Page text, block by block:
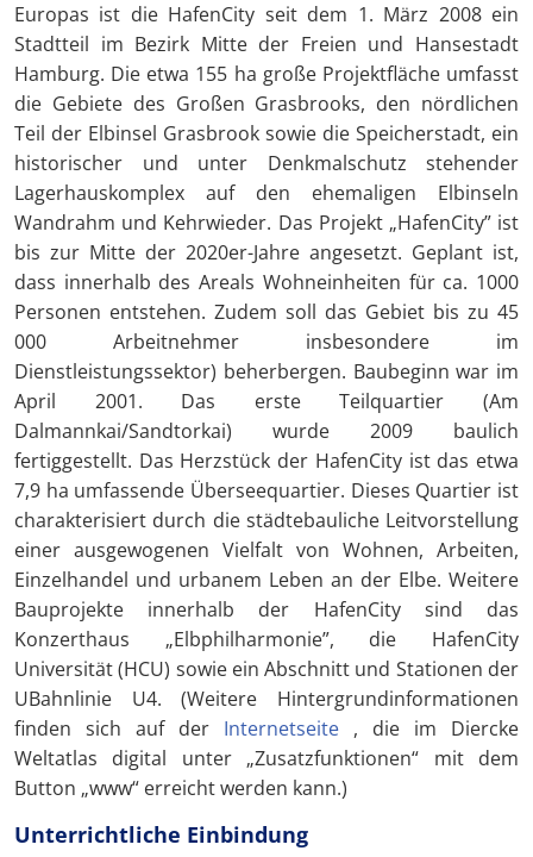
Europas ist die HafenCity seit dem 1. März 2008 ein
Stadtteil im Bezirk Mitte der Freien und Hansestadt
Hamburg. Die etwa 155 ha große Projektfläche umfasst
die Gebiete des Großen Grasbrooks, den nördlichen
Teil der Elbinsel Grasbrook sowie die Speicherstadt, ein
historischer und unter Denkmalschutz stehender
Lagerhauskomplex auf den ehemaligen Elbinseln
Wandrahm und Kehrwieder. Das Projekt „HafenCity” ist
bis zur Mitte der 2020er-Jahre angesetzt. Geplant ist,
dass innerhalb des Areals Wohneinheiten für ca. 1000
Personen entstehen. Zudem soll das Gebiet bis zu 45
000 Arbeitnehmer insbesondere im
Dienstleistungssektor) beherbergen. Baubeginn war im
April 2001. Das erste Teilquartier (Am
Dalmannkai/Sandtorkai) wurde 2009 baulich
fertiggestellt. Das Herzstück der HafenCity ist das etwa
7,9 ha umfassende Überseequartier. Dieses Quartier ist
charakterisiert durch die städtebauliche Leitvorstellung
einer ausgewogenen Vielfalt von Wohnen, Arbeiten,
Einzelhandel und urbanem Leben an der Elbe. Weitere
Bauprojekte innerhalb der HafenCity sind das
Konzerthaus „Elbphilharmonie”, die HafenCity
Universität (HCU) sowie ein Abschnitt und Stationen der
UBahnlinie U4. (Weitere Hintergrundinformationen
finden sich auf der Internetseite , die im Diercke
Weltatlas digital unter „Zusatzfunktionen“ mit dem
Button „www“ erreicht werden kann.)
Unterrichtliche Einbindung